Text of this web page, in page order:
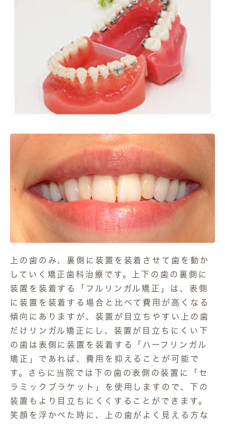
上の歯のみ、裏側に装置を装着させて歯を動か
していく矯正歯科治療です。上下の歯の裏側に
装置を装着する「フルリンガル矯正」は、表側
に装置を装着する場合と比べて費用が高くなる
傾向にありますが、装置が目立ちやすい上の歯
だけリンガル矯正にし、装置が目立ちにくい下
の歯は表側に装置を装着する「ハーフリンガル
矯正」であれば、費用を抑えることが可能で
す。さらに当院では下の歯の表側の装置に「セ
ラミックブラケット」を使用しますので、下の
装置もより目立ちにくくすることができます。
笑顔を浮かべた時に、上の歯がよく見える方な